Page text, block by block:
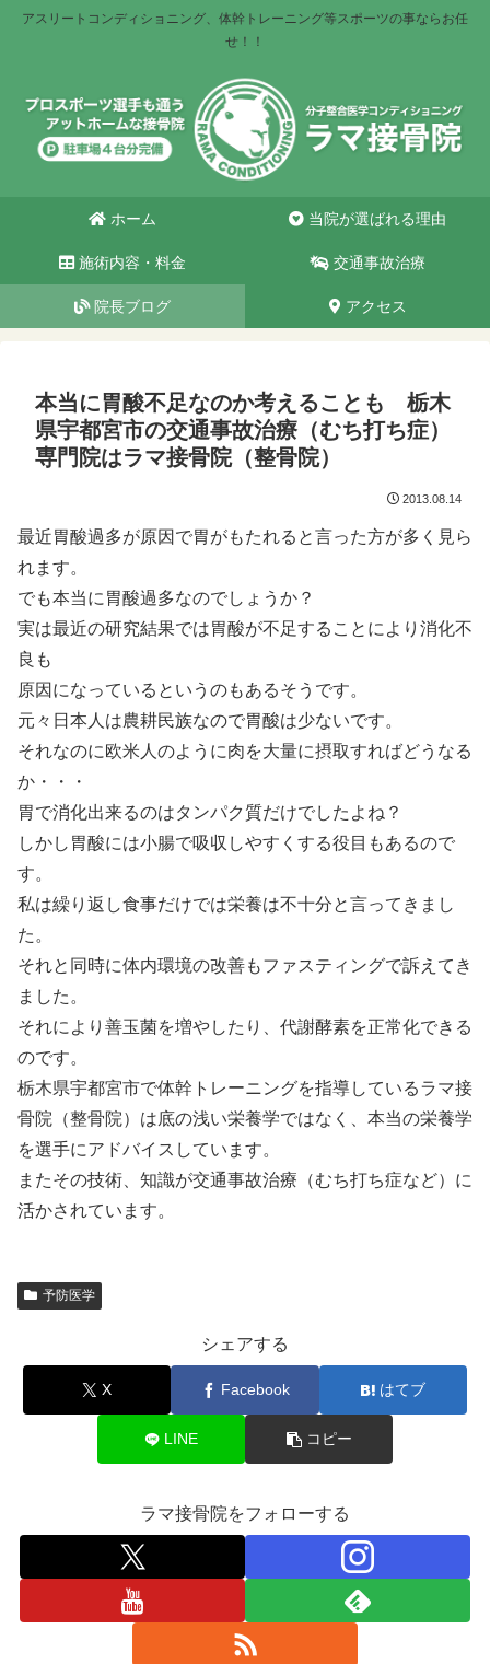
アスリートコンディショニング、体幹トレーニング等スポーツの事ならお任
せ！！
ホーム 当院が選ばれる理由
施術内容・料金 交通事故治療
院長ブログ アクセス
本当に胃酸不足なのか考えることも 栃木
県宇都宮市の交通事故治療（むち打ち症）
専門院はラマ接骨院（整骨院）
2013.08.14
最近胃酸過多が原因で胃がもたれると言った方が多く見ら
れます。
でも本当に胃酸過多なのでしょうか？
実は最近の研究結果では胃酸が不足することにより消化不
良も
原因になっているというのもあるそうです。
元々日本人は農耕民族なので胃酸は少ないです。
それなのに欧米人のように肉を大量に摂取すればどうなる
か・・・
胃で消化出来るのはタンパク質だけでしたよね？
しかし胃酸には小腸で吸収しやすくする役目もあるので
す。
私は繰り返し食事だけでは栄養は不十分と言ってきまし
た。
それと同時に体内環境の改善もファスティングで訴えてき
ました。
それにより善玉菌を増やしたり、代謝酵素を正常化できる
のです。
栃木県宇都宮市で体幹トレーニングを指導しているラマ接
骨院（整骨院）は底の浅い栄養学ではなく、本当の栄養学
を選手にアドバイスしています。
またその技術、知識が交通事故治療（むち打ち症など）に
活かされています。
予防医学
シェアする
X Facebook はてブ
LINE コピー
ラマ接骨院をフォローする